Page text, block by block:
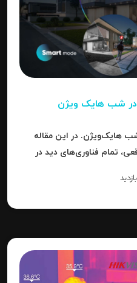
در شب هایک‌ ویژن
هایک‌ویژن. در این مقاله
تمام فناوری‌های دید در